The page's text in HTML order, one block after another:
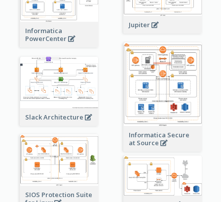
Jupiter
Informatica
PowerCenter
Informatica Secure
at Source
Slack Architecture
SIOS Protection Suite